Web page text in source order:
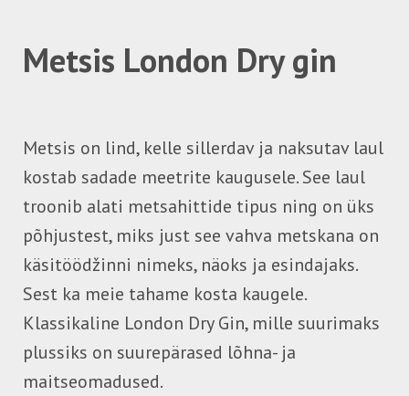
Metsis London Dry gin
Metsis on lind, kelle sillerdav ja naksutav laul
kostab sadade meetrite kaugusele. See laul
troonib alati metsahittide tipus ning on üks
põhjustest, miks just see vahva metskana on
käsitöödžinni nimeks, näoks ja esindajaks.
Sest ka meie tahame kosta kaugele.
Klassikaline London Dry Gin, mille suurimaks
plussiks on suurepärased lõhna- ja
maitseomadused.